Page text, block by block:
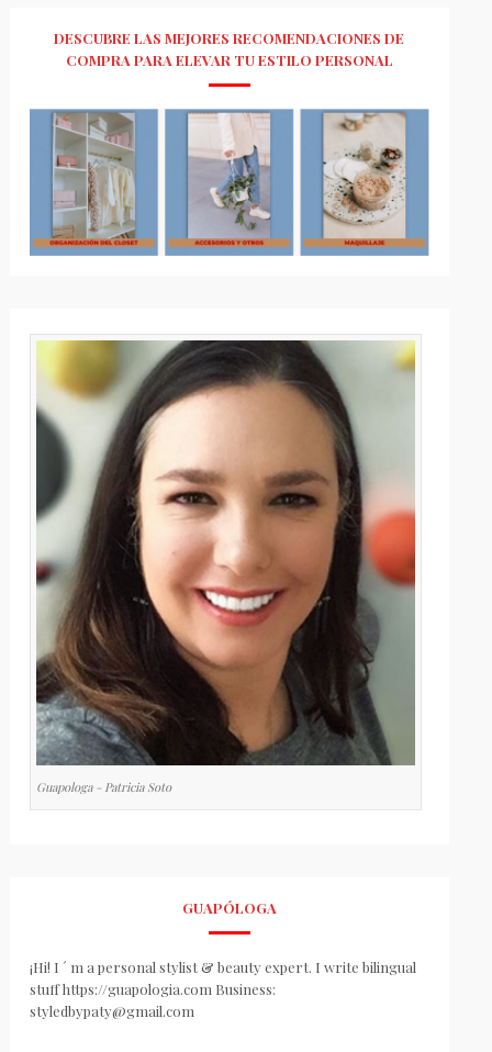
DESCUBRE LAS MEJORES RECOMENDACIONES DE
COMPRA PARA ELEVAR TU ESTILO PERSONAL
Guapologa - Patricia Soto
GUAPÓLOGA
¡Hi! I ´ m a personal stylist & beauty expert. I write bilingual
stuff https://guapologia.com Business:
styledbypaty@gmail.com